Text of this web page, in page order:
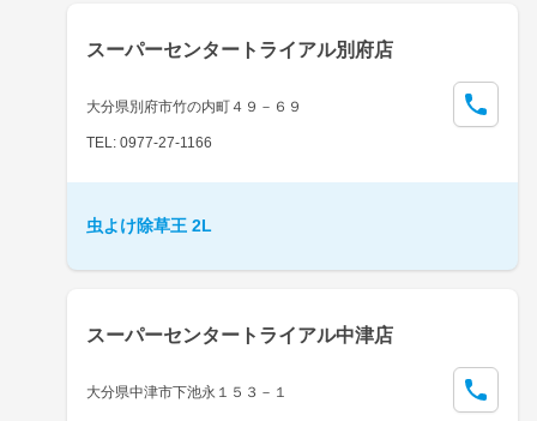
スーパーセンタートライアル別府店
大分県別府市竹の内町４９－６９
TEL: 0977-27-1166
虫よけ除草王 2L
スーパーセンタートライアル中津店
大分県中津市下池永１５３－１